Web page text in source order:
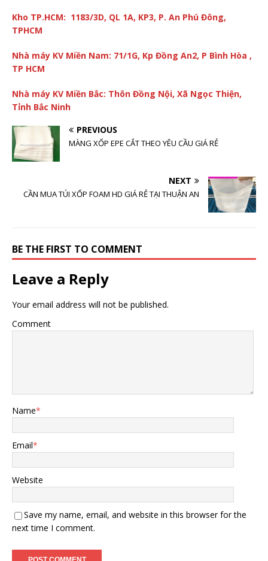
Kho TP.HCM: 1183/3D, QL 1A, KP3, P. An Phú Đông,
TPHCM
Nhà máy KV Miền Nam: 71/1G, Kp Đồng An2, P Bình Hòa ,
TP HCM
Nhà máy KV Miền Bắc: Thôn Đồng Nội, Xã Ngọc Thiện,
Tỉnh Bắc Ninh
PREVIOUS
MÀNG XỐP EPE CẮT THEO YÊU CẦU GIÁ RẺ
NEXT
CẦN MUA TÚI XỐP FOAM HD GIÁ RẺ TẠI THUẬN AN
BE THE FIRST TO COMMENT
Leave a Reply
Your email address will not be published.
Comment
Name*
Email*
Website
Save my name, email, and website in this browser for the
next time I comment.